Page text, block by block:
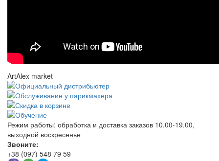
ArtAlex market
Режим работы: обработка и доставка заказов 10.00-19.00,
выходной воскресенье
Звоните:
+38 (097) 548 79 59